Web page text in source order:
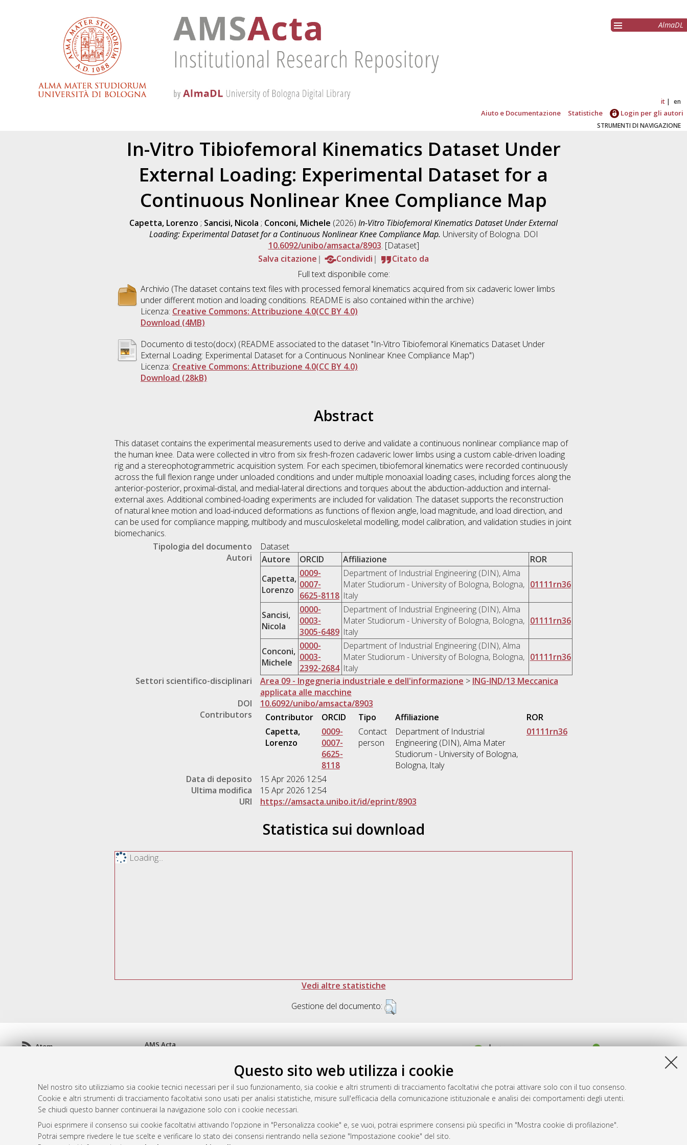
Questo sito web utilizza i cookie
Nel nostro sito utilizziamo sia cookie tecnici necessari per il suo funzionamento, sia cookie e altri strumenti di tracciamento facoltativi che potrai attivare solo con il tuo consenso.
Cookie e altri strumenti di tracciamento facoltativi sono usati per analisi statistiche, misure sull'efficacia della comunicazione istituzionale e analisi dei comportamenti degli utenti.
Se chiudi questo banner continuerai la navigazione solo con i cookie necessari.
Puoi esprimere il consenso sui cookie facoltativi attivando l'opzione in "Personalizza cookie" e, se vuoi, potrai esprimere consensi più specifici in "Mostra cookie di profilazione".
Potrai sempre rivedere le tue scelte e verificare lo stato dei consensi rientrando nella sezione "Impostazione cookie" del sito.
AlmaDL
it en
Aiuto e Documentazione Statistiche Login per gli autori
STRUMENTI DI NAVIGAZIONE
In-Vitro Tibiofemoral Kinematics Dataset Under
External Loading: Experimental Dataset for a
Continuous Nonlinear Knee Compliance Map
Capetta, Lorenzo ; Sancisi, Nicola ; Conconi, Michele (2026) In-Vitro Tibiofemoral Kinematics Dataset Under External
Loading: Experimental Dataset for a Continuous Nonlinear Knee Compliance Map. University of Bologna. DOI
10.6092/unibo/amsacta/8903. [Dataset]
Salva citazione
Condividi
Citato da
Full text disponibile come:
Archivio (The dataset contains text files with processed femoral kinematics acquired from six cadaveric lower limbs
under different motion and loading conditions. README is also contained within the archive)
Licenza: Creative Commons: Attribuzione 4.0(CC BY 4.0)
Download (4MB)
Documento di testo(docx) (README associated to the dataset "In-Vitro Tibiofemoral Kinematics Dataset Under
External Loading: Experimental Dataset for a Continuous Nonlinear Knee Compliance Map")
Licenza: Creative Commons: Attribuzione 4.0(CC BY 4.0)
Download (28kB)
Abstract
This dataset contains the experimental measurements used to derive and validate a continuous nonlinear compliance map of
the human knee. Data were collected in vitro from six fresh-frozen cadaveric lower limbs using a custom cable-driven loading
rig and a stereophotogrammetric acquisition system. For each specimen, tibiofemoral kinematics were recorded continuously
across the full flexion range under unloaded conditions and under multiple monoaxial loading cases, including forces along the
anterior-posterior, proximal-distal, and medial-lateral directions and torques about the abduction-adduction and internal-
external axes. Additional combined-loading experiments are included for validation. The dataset supports the reconstruction
of natural knee motion and load-induced deformations as functions of flexion angle, load magnitude, and load direction, and
can be used for compliance mapping, multibody and musculoskeletal modelling, model calibration, and validation studies in joint
biomechanics.
Tipologia del documento
Dataset
Autori
Autore ORCID Affiliazione
ROR
Capetta,
Lorenzo
0009-
0007-
6625-8118
Department of Industrial Engineering (DIN), Alma
Mater Studiorum - University of Bologna, Bologna,
Italy
01111rn36
Sancisi,
Nicola
0000-
0003-
3005-6489
Department of Industrial Engineering (DIN), Alma
Mater Studiorum - University of Bologna, Bologna,
Italy
01111rn36
Conconi,
Michele
0000-
0003-
2392-2684
Department of Industrial Engineering (DIN), Alma
Mater Studiorum - University of Bologna, Bologna,
Italy
01111rn36
Settori scientifico-disciplinari Area 09 - Ingegneria industriale e dell'informazione > ING-IND/13 Meccanica
applicata alle macchine
DOI
10.6092/unibo/amsacta/8903
Contributors
Contributor ORCID Tipo Affiliazione
ROR
Capetta,
Lorenzo
0009-
0007-
6625-
8118
Contact
person
Department of Industrial
Engineering (DIN), Alma Mater
Studiorum - University of Bologna,
Bologna, Italy
01111rn36
Data di deposito
15 Apr 2026 12:54
Ultima modifica
15 Apr 2026 12:54
URI
https://amsacta.unibo.it/id/eprint/8903
Statistica sui download
Loading...
Vedi altre statistiche
Gestione del documento:
Atom
AMS Acta
doi.org/10.17616/R3P19R
Servizio implementato e gestito da
AlmaDL
Impostazioni Cookie
Informativa sulla privacy
Condizioni d'uso del sito
Mission e policies del repository